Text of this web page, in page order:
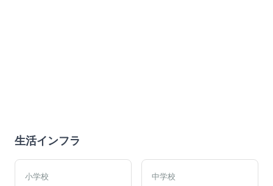
生活インフラ
小学校 中学校